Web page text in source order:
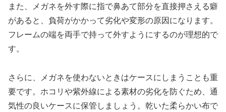
また、メガネを外す際に指で鼻あて部分を直接押さえる癖
があると、負荷がかかって劣化や変形の原因になります。
フレームの端を両手で持って外すようにするのが理想的で
す。
さらに、メガネを使わないときはケースにしまうことも重
要です。ホコリや紫外線による素材の劣化を防ぐため、通
気性の良いケースに保管しましょう。乾いた柔らかい布で